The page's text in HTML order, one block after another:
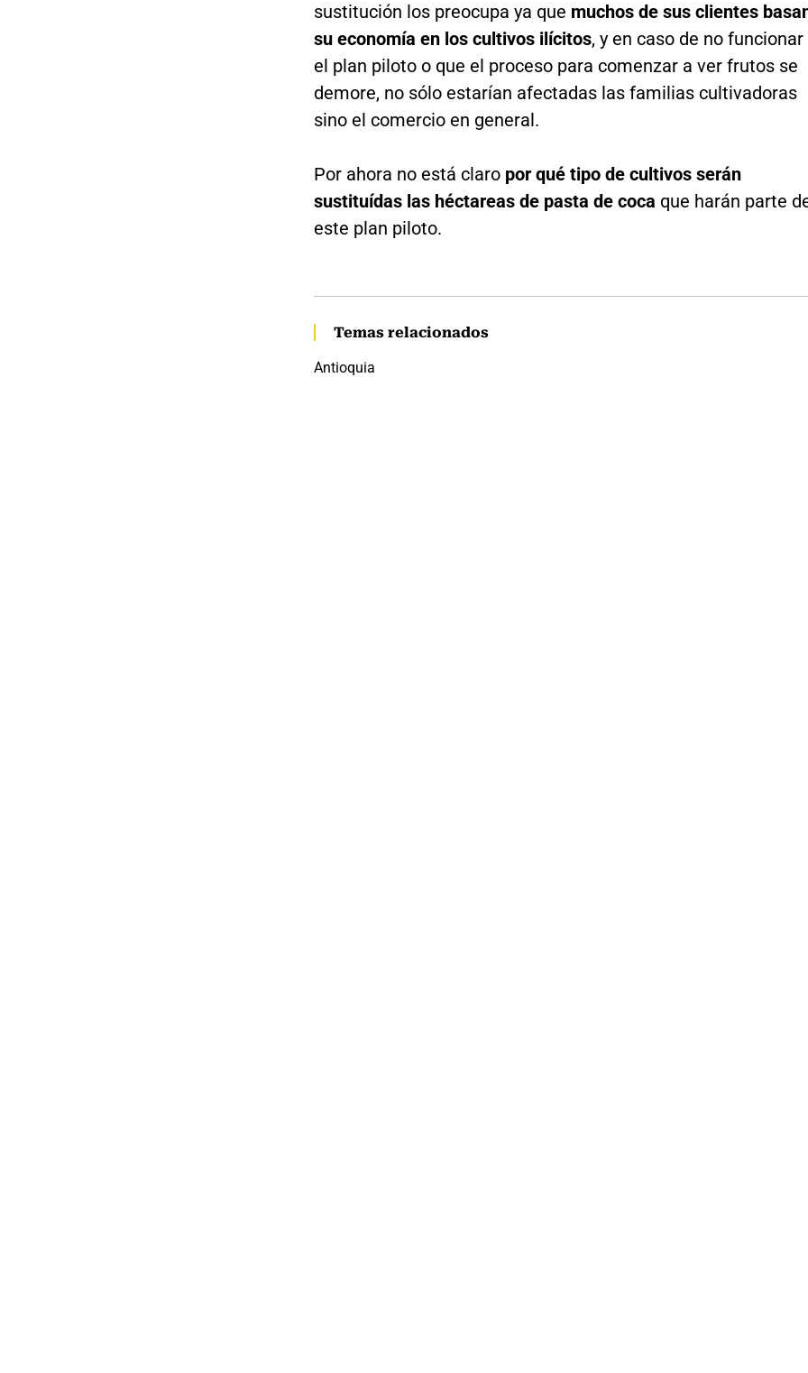
sustitución los preocupa ya que muchos de sus clientes
su economía en los cultivos ilícitos, y en caso de no funcionar
el plan piloto o que el proceso para comenzar a ver frutos se
demore, no sólo estarían afectadas las familias cultivadoras
sino el comercio en general.
Por ahora no está claro por qué tipo de cultivos serán
sustituídas las héctareas de pasta de coca que harán parte
este plan piloto.
Temas relacionados
Antioquia